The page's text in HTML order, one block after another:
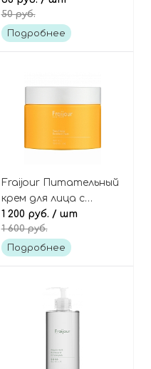
Pro Moisture Enzyme
Powder Wash
50 руб.
Подробнее
Fraijour Питательный
крем для лица с
прополисом и
цитрусом юдзу Yuzu
Honey Enriched Cream
1 200 руб. / шт
1 600 руб.
Подробнее